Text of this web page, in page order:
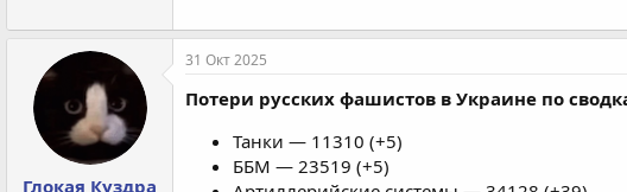
Глокая Куздра
31 Окт 2025
Потери русских фашистов в Украине по
Танки — 11310 (+5)
ББМ — 23519 (+5)